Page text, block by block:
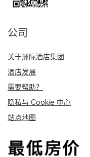
公司
关于洲际酒店集团
酒店发展
需要帮助？
隐私与 Cookie 中心
站点地图